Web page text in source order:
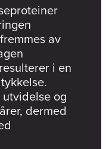
av
i en
og
dermed